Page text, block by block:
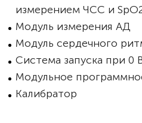
измерением ЧСС и
Модуль измерения АД
Модуль сердечного
Система запуска при 0
Модульное
Калибратор